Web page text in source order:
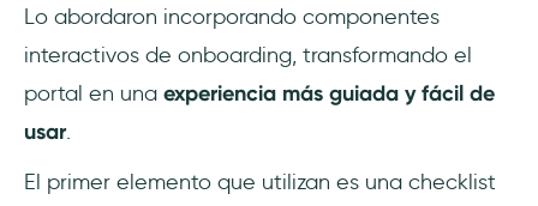
Lo abordaron incorporando componentes
interactivos de onboarding, transformando el
portal en una experiencia más guiada y fácil de
usar.
El primer elemento que utilizan es una checklist